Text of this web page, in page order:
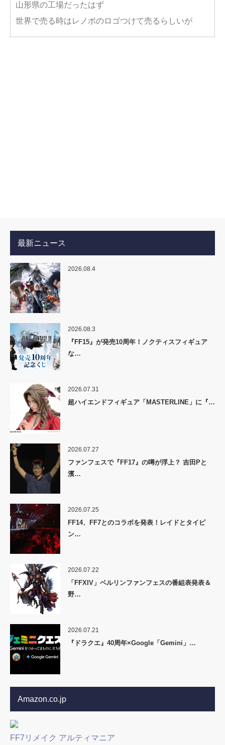
山形県の工場だったはず
世界で売る時はレノボのロゴつけて売るらしいが
最新ニュース
2026.08.4
2026.08.3
『FF15』が発売10周年！ノクティスフィギュア
な…
2026.07.31
超ハイエンドフィギュア「MASTERLINE」に『…
2026.07.27
ファンフェスで『FF17』の噂が浮上？ 吉田Pと
濱…
2026.07.25
FF14、FF7とのコラボを発表！レイドとタイピ
ン…
2026.07.22
「FFXIV」ベルリンファンフェスの番組表発表＆
野…
2026.07.21
『ドラクエ』40周年×Google「Gemini」…
Amazon.co.jp
FF7リメイク アルティマニア